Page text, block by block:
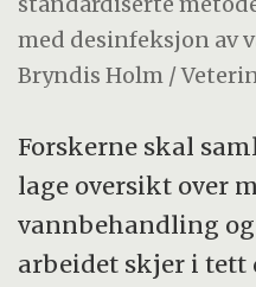
med desinfeksjon av
Bryndis Holm /
Forskerne skal
lage oversikt over
vannbehandling
arbeidet skjer i tett